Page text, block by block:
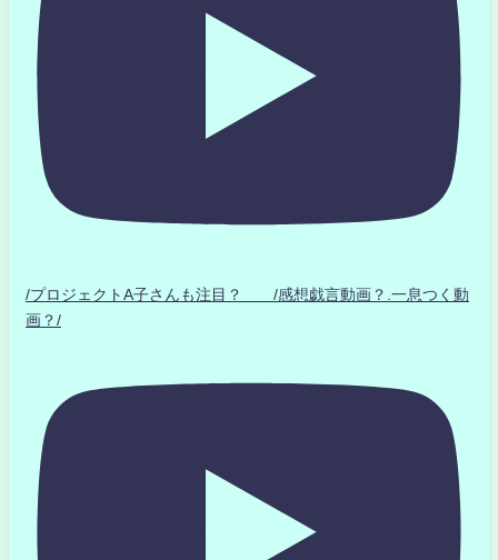
/プロジェクトA子さんも注目？ /感想戯言動画？.一息つく動
画？/